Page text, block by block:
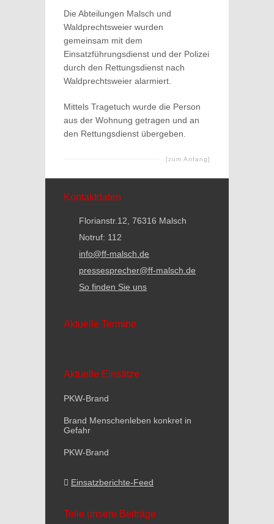
Die Abteilungen Malsch und
Waldprechtsweier wurden
gemeinsam mit dem
Einsatzführungsdienst und der Polizei
durch den Rettungsdienst nach
Waldprechtsweier alarmiert.
Mittels Tragetuch wurde die Person
aus der Wohnung getragen und an
den Rettungsdienst übergeben.
[zum Anfang]
Kontaktdaten
Florianstr.12, 76316 Malsch
Notruf: 112
info@ff-malsch.de
pressesprecher@ff-malsch.de
So finden Sie uns
Aktuelle Termine
Aktuelle Einsätze
PKW-Brand
Brand Menschenleben konkret in
Gefahr
PKW-Brand
Einsatzberichte-Feed
Teile unsere Beiträge